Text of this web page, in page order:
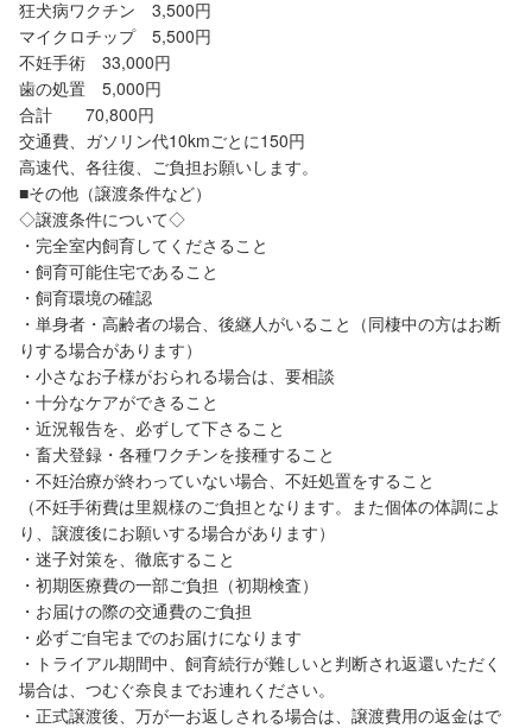
狂犬病ワクチン 3,500円
マイクロチップ 5,500円
不妊手術 33,000円
歯の処置 5,000円
合計 70,800円
交通費、ガソリン代10kmごとに150円
高速代、各往復、ご負担お願いします。
■その他（譲渡条件など）
◇譲渡条件について◇
・完全室内飼育してくださること
・飼育可能住宅であること
・飼育環境の確認
・単身者・高齢者の場合、後継人がいること（同棲中の方はお断
りする場合があります）
・小さなお子様がおられる場合は、要相談
・十分なケアができること
・近況報告を、必ずして下さること
・畜犬登録・各種ワクチンを接種すること
・不妊治療が終わっていない場合、不妊処置をすること
（不妊手術費は里親様のご負担となります。また個体の体調によ
り、譲渡後にお願いする場合があります）
・迷子対策を、徹底すること
・初期医療費の一部ご負担（初期検査）
・お届けの際の交通費のご負担
・必ずご自宅までのお届けになります
・トライアル期間中、飼育続行が難しいと判断され返還いただく
場合は、つむぐ奈良までお連れください。
・正式譲渡後、万が一お返しされる場合は、譲渡費用の返金はで